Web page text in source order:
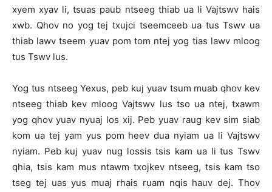
xyem xyav li, tsuas paub ntseeg thiab ua li Vajtswv hais
xwb. Qhov no yog tej txujci tseemceeb ua tus Tswv ua
thiab lawv tseem yuav pom tom ntej yog tias lawv mloog
tus Tswv lus.
Yog tus ntseeg Yexus, peb kuj yuav tsum muab qhov kev
ntseeg thiab kev mloog Vajtswv lus tso ua ntej, txawm
yog qhov yuav nyuaj los xij. Peb yuav raug kev sim siab
kom ua tej yam yus pom heev dua nyiam ua li Vajtswv
nyiam. Peb kuj yuav nug lossis tsis kam ua li tus Tswv
qhia, tsis kam mus ntawm txojkev ntseeg, tsis kam tso
tseg tej uas yus muaj rhais ruam nqis hauv dej. Thov